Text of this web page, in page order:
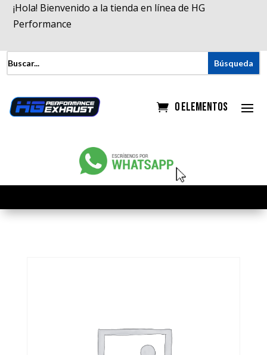
¡Hola! Bienvenido a la tienda en línea de HG
Performance
0 elementos